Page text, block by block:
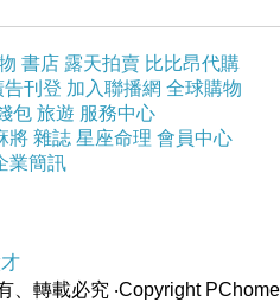
書店 露天拍賣 比比昂代購
告刊登 加入聯播網 全球購物
包 旅遊 服務中心
將 雜誌 星座命理 會員中心
業簡訊
、轉載必究 ‧Copyright PChome